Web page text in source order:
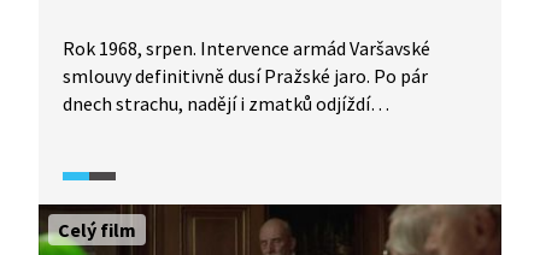
Rok 1968, srpen. Intervence armád Varšavské
smlouvy definitivně dusí Pražské jaro. Po pár
dnech strachu, nadějí i zmatků odjíždí
komunistické strany Dubček, šéf vlády Černík, šéf
parlamentu Smrkovský, Husák, Mlynář a další
smutní i rozporní hrdinové této tragické chvíle
Celý film